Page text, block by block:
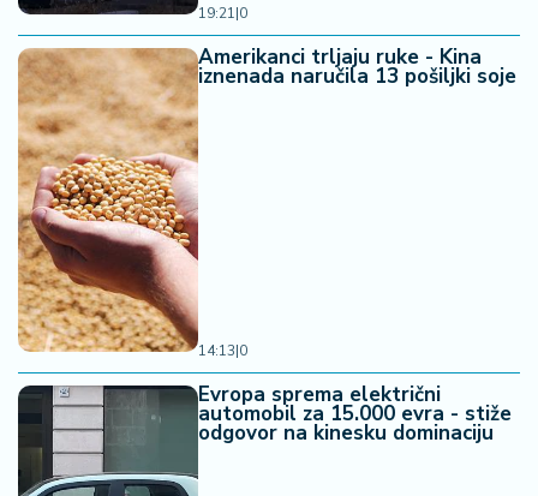
19:21|0
Amerikanci trljaju ruke - Kina
iznenada naručila 13 pošiljki soje
14:13|0
Evropa sprema električni
automobil za 15.000 evra - stiže
odgovor na kinesku dominaciju